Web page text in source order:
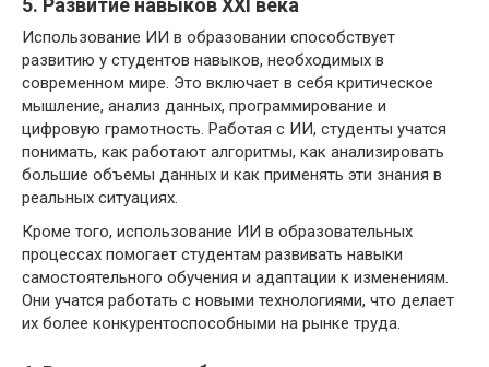
Использование ИИ в образовании способствует
развитию у студентов навыков, необходимых в
современном мире. Это включает в себя критическое
мышление, анализ данных, программирование и
цифровую грамотность. Работая с ИИ, студенты учатся
понимать, как работают алгоритмы, как анализировать
большие объемы данных и как применять эти знания в
реальных ситуациях.
Кроме того, использование ИИ в образовательных
процессах помогает студентам развивать навыки
самостоятельного обучения и адаптации к изменениям.
Они учатся работать с новыми технологиями, что делает
их более конкурентоспособными на рынке труда.